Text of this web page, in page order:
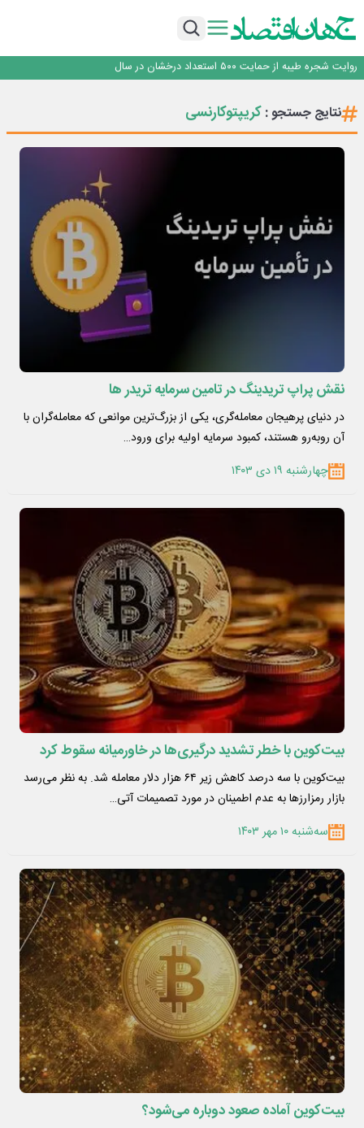
کنترل و ماژول وایرلس بومی‌سازی شده جرثقیل‌های فولاد هرمزگان، جایگزین نمونه
خارجی
خدمت رسانی بیمه دی با تکیه بر تحول دیجیتال همراه با افزایش کیفیت ، این
روایت شجره طیبه از حمایت ۵۰۰ استعداد درخشان در سال
با آزمون موفقیت‌آمیز بیش از یک سال بهره‌برداری و بدون خرابی حاصل شد؛ ریموت
کنترل و ماژول وایرلس بومی‌سازی شده جرثقیل‌های فولاد هرمزگان، جایگزین نمونه
خارجی
خدمت رسانی بیمه دی با تکیه بر تحول دیجیتال همراه با افزایش کیفیت ، این
نتایج جستجو :کریپتوکارنسی
نقش پراپ تریدینگ در تامین سرمایه تریدر ها
در دنیای پرهیجان معامله‌گری، یکی از بزرگ‌ترین موانعی که معامله‌گران با
آن روبه‌رو هستند، کمبود سرمایه اولیه برای ورود…
چهارشنبه ۱۹ دی ۱۴۰۳
بیت‌کوین با خطر تشدید درگیری‌ها در خاورمیانه سقوط کرد
بیت‌کوین با سه درصد کاهش زیر ۶۴ هزار دلار معامله شد. به نظر می‌رسد
بازار رمزارزها به عدم اطمینان در مورد تصمیمات آتی…
سه‌شنبه ۱۰ مهر ۱۴۰۳
بیت‌کوین آماده صعود دوباره می‌شود؟